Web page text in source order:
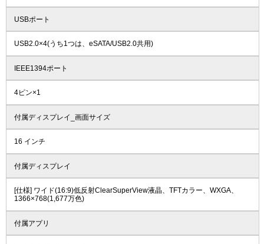
USBポート
USB2.0×4(うち1つは、eSATA/USB2.0共用)
IEEE1394ポート
4ピン×1
付属ディスプレイ_画面サイズ
16 インチ
付属ディスプレイ
[仕様] ワイド(16:9)低反射ClearSuperView液晶、TFTカラー、WXGA、
1366×768(1,677万色)
付属アプリ